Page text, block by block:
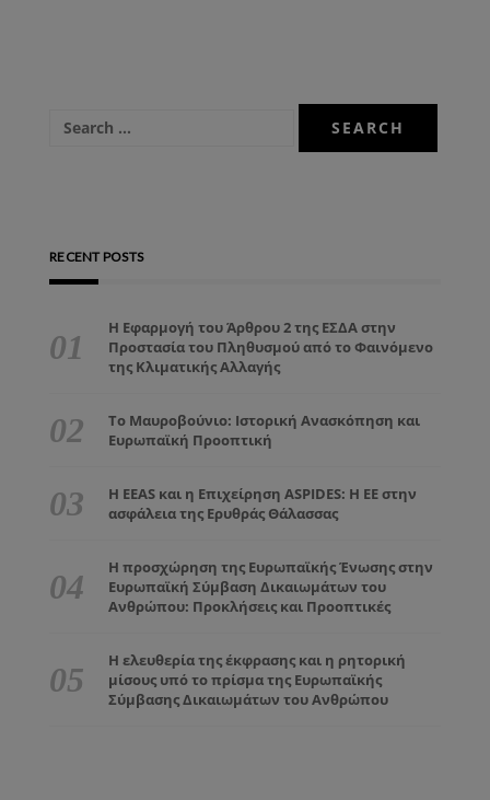
RECENT POSTS
Η Εφαρμογή του Άρθρου 2 της ΕΣΔΑ στην
Προστασία του Πληθυσμού από το Φαινόμενο
της Κλιματικής Αλλαγής
Το Μαυροβούνιο: Ιστορική Ανασκόπηση και
Ευρωπαϊκή Προοπτική
Η EEAS και η Επιχείρηση ASPIDES: Η ΕΕ στην
ασφάλεια της Ερυθράς Θάλασσας
Η προσχώρηση της Ευρωπαϊκής Ένωσης στην
Ευρωπαϊκή Σύμβαση Δικαιωμάτων του
Ανθρώπου: Προκλήσεις και Προοπτικές
Η ελευθερία της έκφρασης και η ρητορική
μίσους υπό το πρίσμα της Ευρωπαϊκής
Σύμβασης Δικαιωμάτων του Ανθρώπου